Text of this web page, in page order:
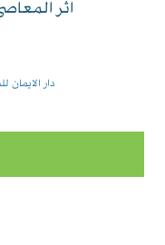
اثر
دار الايمان